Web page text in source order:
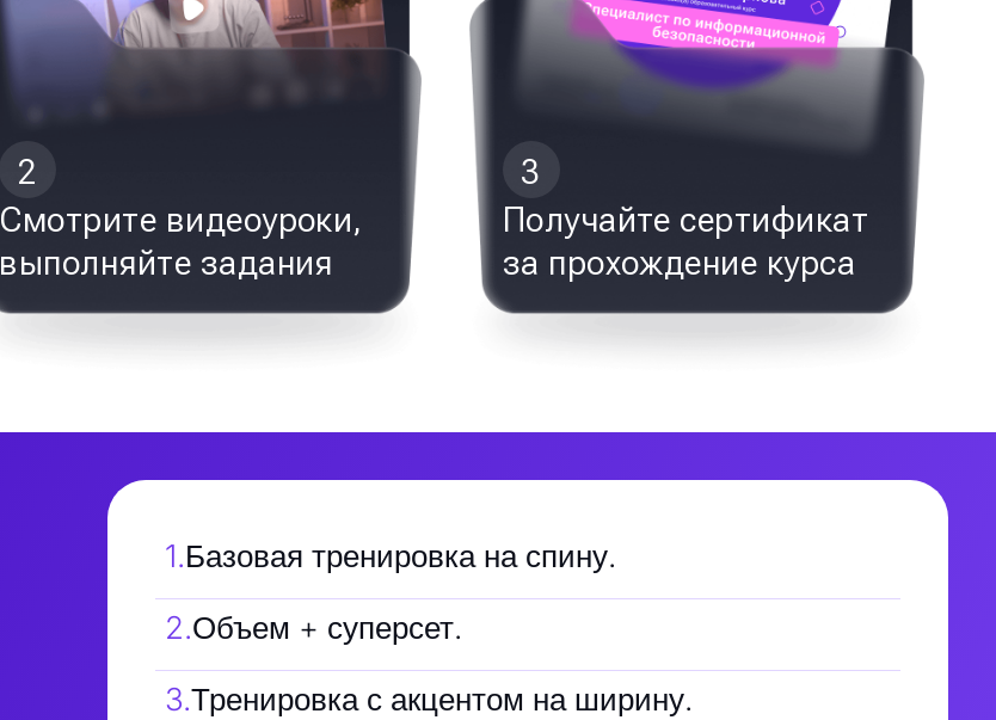
2
Смотрите видеоуроки,
выполняйте задания
3
Получайте сертификат
за прохождение курса
1.Базовая тренировка на спину.
2.Объем + суперсет.
3.Тренировка с акцентом на ширину.